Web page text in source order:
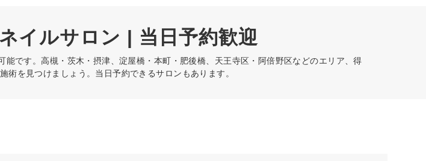
イルサロン | 当日予約歓迎
能です。高槻・茨木・摂津、淀屋橋・本町・肥後橋、天王寺区・阿倍野区などのエリア、得
を見つけましょう。当日予約できるサロンもあります。